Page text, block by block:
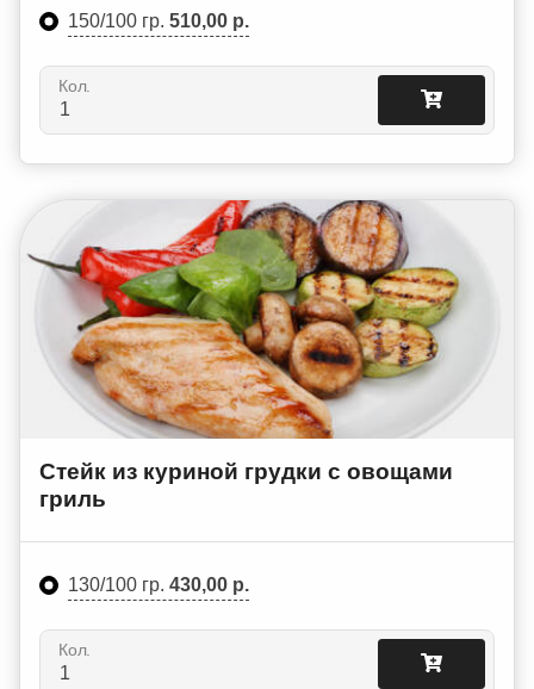
150/100 гр. 510,00 р.
Кол.
Стейк из куриной грудки с овощами
гриль
130/100 гр. 430,00 р.
Кол.